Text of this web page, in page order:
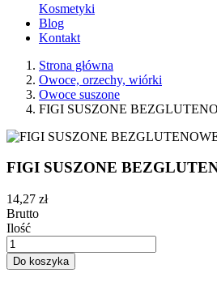
Kosmetyki
Blog
Kontakt
Strona główna
Owoce, orzechy, wiórki
Owoce suszone
FIGI SUSZONE
FIGI SUSZONE
14,27 zł
Brutto
Ilość
Do koszyka